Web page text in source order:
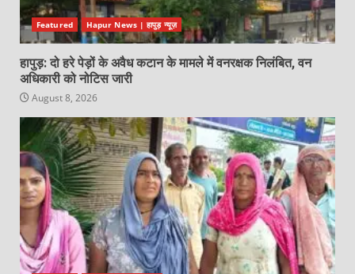
Featured Hapur News | हापुड़ न्यूज़
हापुड़: दो हरे पेड़ों के अवैध कटान के मामले में वनरक्षक निलंबित, वन
अधिकारी को नोटिस जारी
August 8, 2026